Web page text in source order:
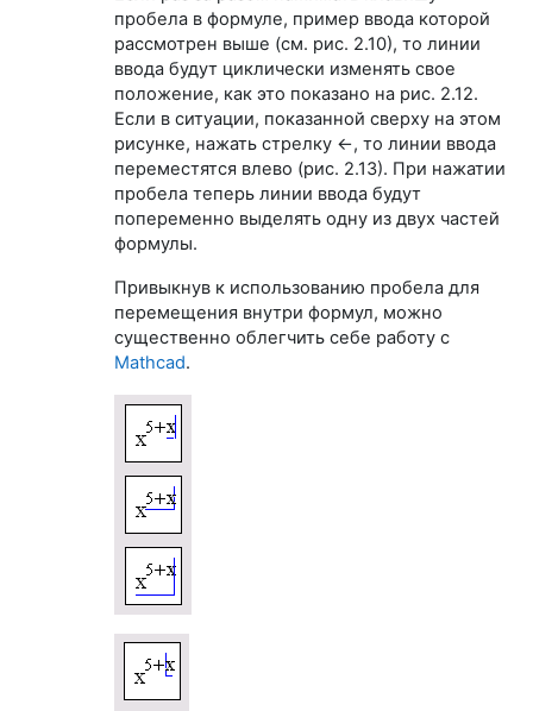
пробела в формуле, пример ввода которой
рассмотрен выше (см. рис. 2.10), то линии
ввода будут циклически изменять свое
положение, как это показано на рис. 2.12.
Если в ситуации, показанной сверху на этом
рисунке, нажать стрелку <-, то линии ввода
переместятся влево (рис. 2.13). При нажатии
пробела теперь линии ввода будут
попеременно выделять одну из двух частей
формулы.
Привыкнув к использованию пробела для
перемещения внутри формул, можно
существенно облегчить себе работу с
Mathcad.